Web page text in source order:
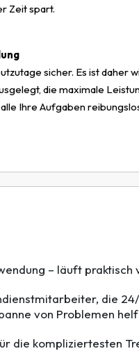
Zeit spart.
sicher. Es ist daher
die maximale
Ihre Aufgaben
– läuft praktisch
die
von Problemen
die kompliziertesten